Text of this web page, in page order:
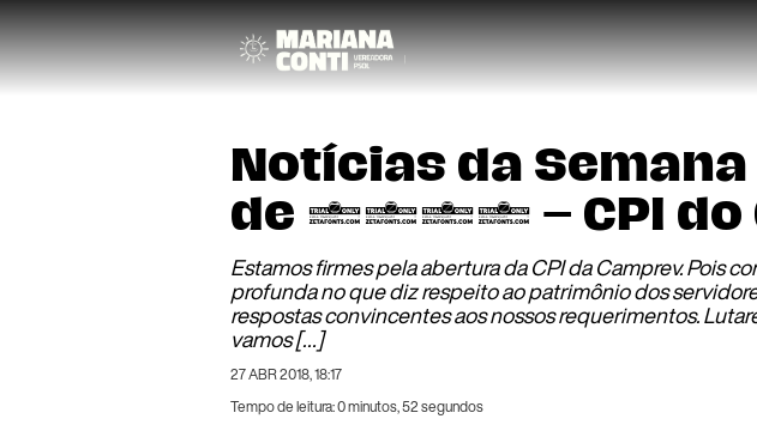
Notícias da
de 2018 – CPI do
Estamos firmes pela abertura da CPI da Camprev. Pois
profunda no que diz respeito ao patrimônio dos
respostas convincentes aos nossos requerimentos.
vamos […]
27 ABR 2018, 18:17
Tempo de leitura: 0 minutos, 52 segundos